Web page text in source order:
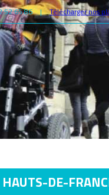
52 65 86 | Télécharger nos
DE-